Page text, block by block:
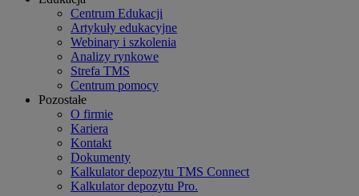
Centrum Edukacji
Artykuły edukacyjne
Webinary i szkolenia
Analizy rynkowe
Strefa TMS
Centrum pomocy
Pozostałe
O firmie
Kariera
Kontakt
Dokumenty
Kalkulator depozytu TMS Connect
Kalkulator depozytu Pro.